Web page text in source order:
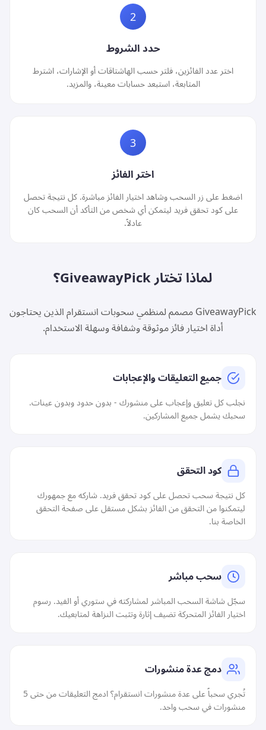
2
حدد الشروط
اختر عدد الفائزين، فلتر حسب الهاشتاقات أو الإشارات، اشترط
المتابعة، استبعد حسابات معينة، والمزيد.
3
اختر الفائز
اضغط على زر السحب وشاهد اختيار الفائز مباشرة. كل نتيجة تحصل
على كود تحقق فريد ليتمكن أي شخص من التأكد أن السحب كان
عادلاً.
لماذا تختار GiveawayPick؟
GiveawayPick مصمم لمنظمي سحوبات انستقرام الذين يحتاجون
أداة اختيار فائز موثوقة وشفافة وسهلة الاستخدام.
جميع التعليقات والإعجابات
نجلب كل تعليق وإعجاب على منشورك - بدون حدود وبدون عينات.
سحبك يشمل جميع المشاركين.
كود التحقق
كل نتيجة سحب تحصل على كود تحقق فريد. شاركه مع جمهورك
ليتمكنوا من التحقق من الفائز بشكل مستقل على صفحة التحقق
الخاصة بنا.
سحب مباشر
سجّل شاشة السحب المباشر لمشاركته في ستوري أو الفيد. رسوم
اختيار الفائز المتحركة تضيف إثارة وتثبت النزاهة لمتابعيك.
دمج عدة منشورات
تُجري سحباً على عدة منشورات انستقرام؟ ادمج التعليقات من حتى 5
منشورات في سحب واحد.